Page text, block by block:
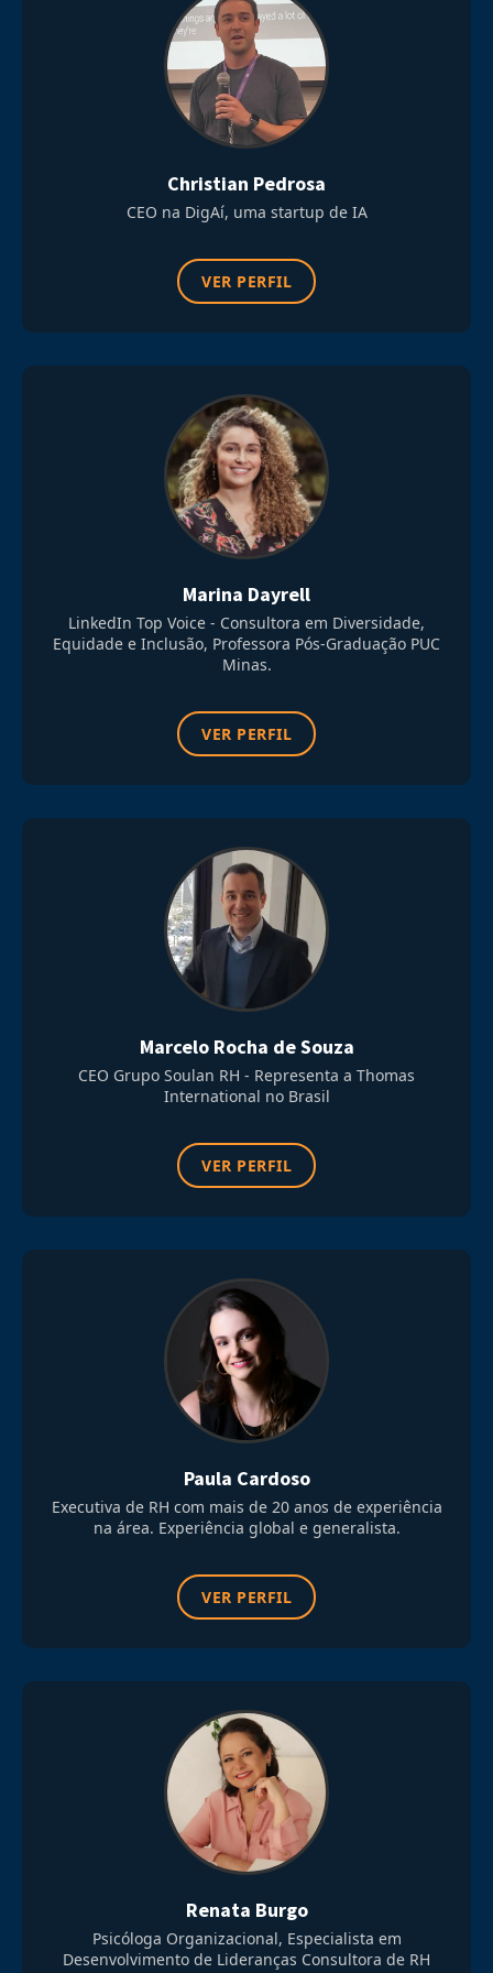
Christian Pedrosa
CEO na DigAí, uma startup de IA
VER PERFIL
Marina Dayrell
LinkedIn Top Voice - Consultora em Diversidade,
Equidade e Inclusão, Professora Pós-Graduação PUC
Minas.
VER PERFIL
Marcelo Rocha de Souza
CEO Grupo Soulan RH - Representa a Thomas
International no Brasil
VER PERFIL
Paula Cardoso
Executiva de RH com mais de 20 anos de experiência
na área. Experiência global e generalista.
VER PERFIL
Renata Burgo
Psicóloga Organizacional, Especialista em
Desenvolvimento de Lideranças Consultora de RH